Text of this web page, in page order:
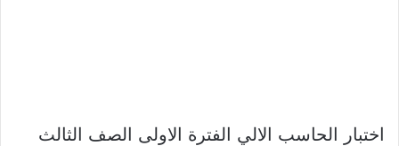
اختبار الحاسب الالي الفترة الاولى الصف الثالث